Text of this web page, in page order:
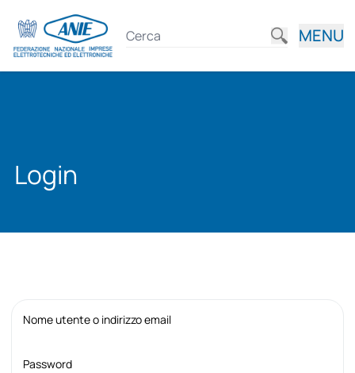
MENU
Login
Nome utente o indirizzo email
Password